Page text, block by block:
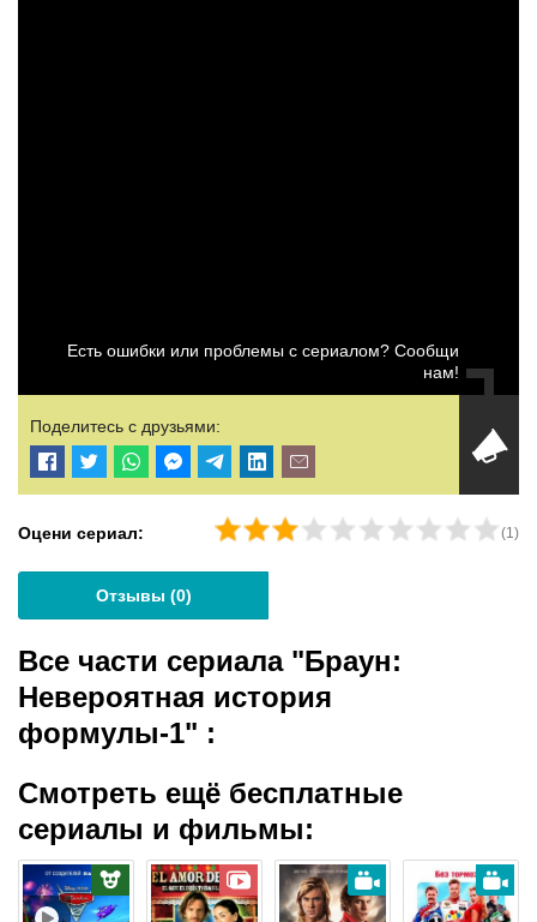
Есть ошибки или проблемы с сериалом? Сообщи
нам!
Поделитесь с друзьями:
Оцени сериал: (1)
Отзывы (0)
Все части сериала "Браун:
Невероятная история
формулы-1" :
Смотреть ещё бесплатные
сериалы и фильмы: